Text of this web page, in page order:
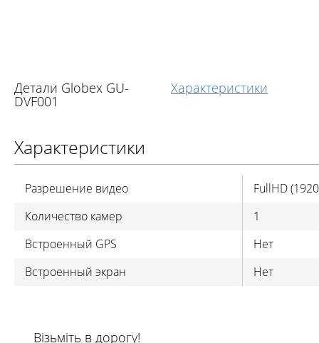
Детали Globex GU-
DVF001
Характеристики
Характеристики
Разрешение видео
FullHD
Количество камер
1
Встроенный GPS
Нет
Встроенный экран
Нет
Візьміть в дорогу!